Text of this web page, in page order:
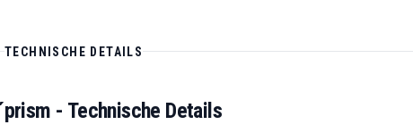
TECHNISCHE DETAILS
- Technische Details